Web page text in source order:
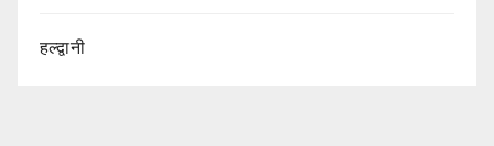
हल्द्वानी